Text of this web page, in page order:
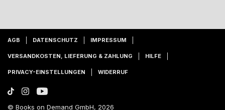
AGB DATENSCHUTZ IMPRESSUM
VERSANDKOSTEN, LIEFERUNG & ZAHLUNG HILFE
PRIVACY-EINSTELLUNGEN WIDERRUF
© Books on Demand GmbH, 2026